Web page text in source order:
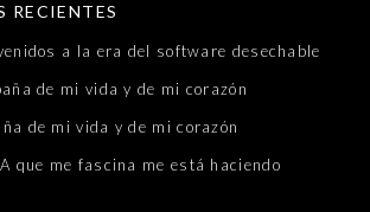
RECIENTES
a la era del software desechable
de mi vida y de mi corazón
de mi vida y de mi corazón
que me fascina me está haciendo